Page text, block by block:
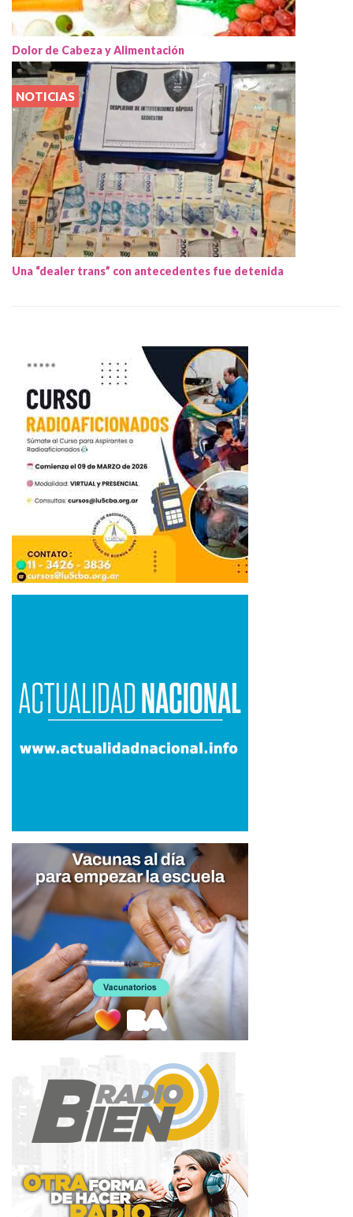
Dolor de Cabeza y Alimentación
NOTICIAS
Una “dealer trans” con antecedentes fue detenida